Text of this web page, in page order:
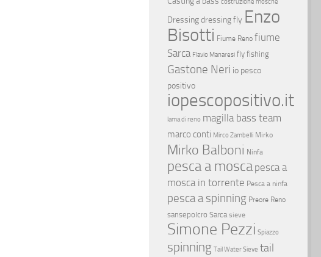
Dressingdressing fly Enzo
Bisotti Fiume Reno fiume
Sarca Flavio Manaresi fly fishing
Gastone Neri io pesco
positivo
iopescopositivo.it
lama di reno magilla bass team
marco conti Mirco Zambelli Mirko
Mirko Balboni Ninfa
pesca a mosca pesca a
mosca in torrente Pesca a ninfa
pesca a spinning Preore Reno
sansepolcro Sarca sieve
Simone Pezzi Spiazzo
spinning Tail Water Sieve tail